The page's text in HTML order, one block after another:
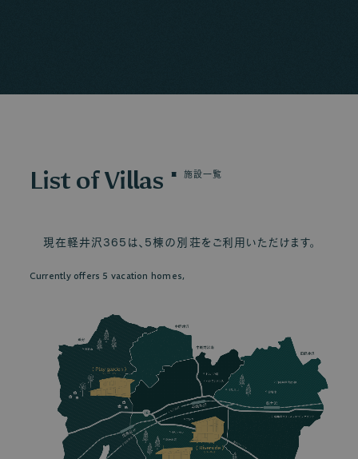
List of Villas 施設一覧
現在軽井沢365は、5棟の別荘をご利用いただけます。
Currently offers 5 vacation homes,